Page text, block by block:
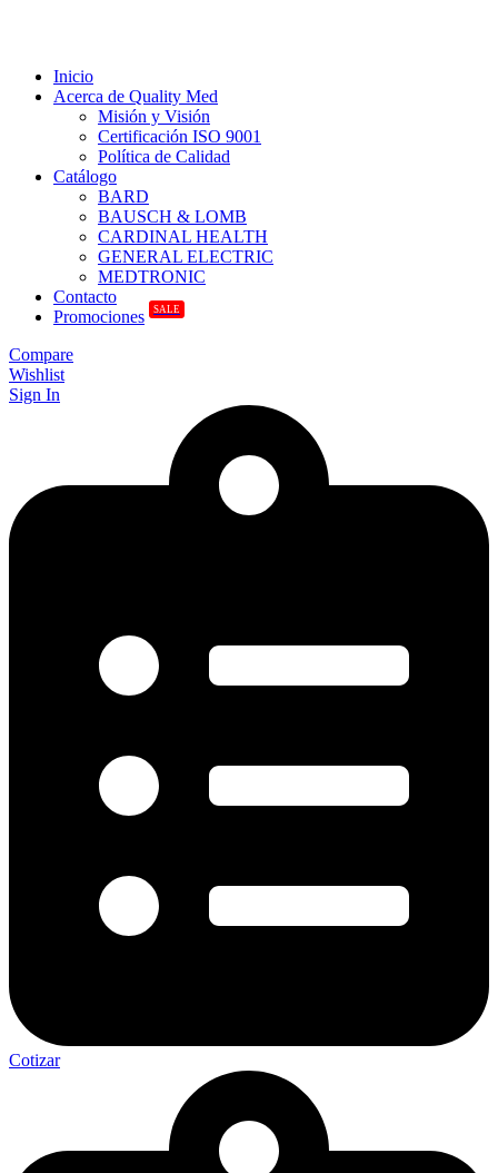
Inicio
Acerca de Quality Med
Misión y Visión
Certificación ISO 9001
Política de Calidad
Catálogo
BARD
BAUSCH & LOMB
CARDINAL HEALTH
GENERAL ELECTRIC
MEDTRONIC
Contacto
Promociones
SALE
Compare
Wishlist
Sign In
Cotizar